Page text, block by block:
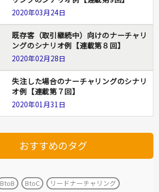
2020年03月24日
既存客（取引継続中）向けのナーチャリ
ングのシナリオ例【連載第８回】
2020年02月28日
失注した場合のナーチャリングのシナリ
オ例【連載第７回】
2020年01月31日
おすすめのタグ
BtoB BtoC
リードナーチャリング